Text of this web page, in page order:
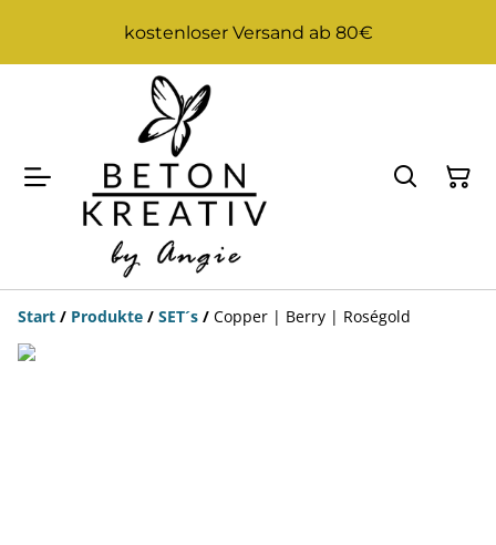
kostenloser Versand ab 80€
Start / Produkte / SET´s / Copper | Berry | Roségold